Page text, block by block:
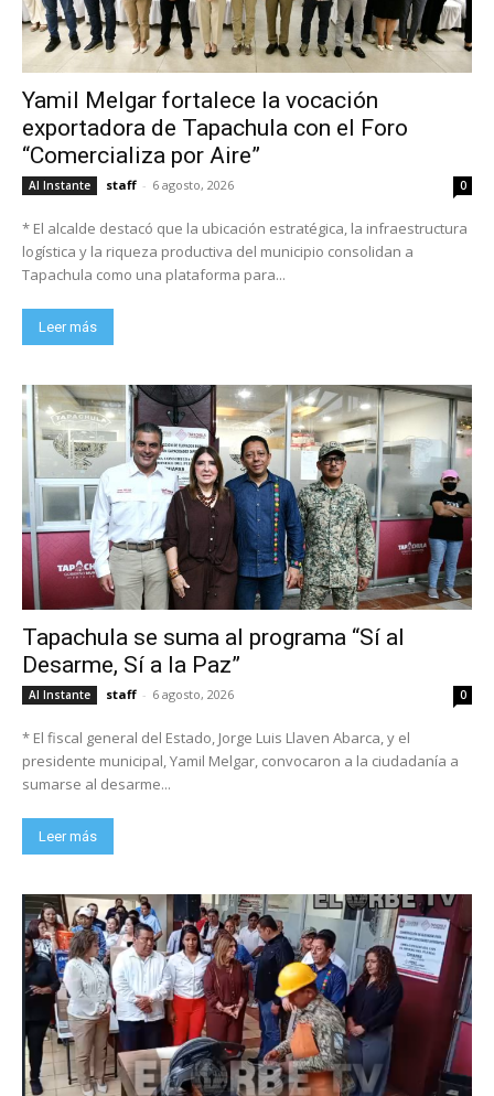
Yamil Melgar fortalece la vocación
exportadora de Tapachula con el Foro
“Comercializa por Aire”
Al Instante staff - 6 agosto, 2026 0
* El alcalde destacó que la ubicación estratégica, la infraestructura
logística y la riqueza productiva del municipio consolidan a
Tapachula como una plataforma para...
Leer más
Tapachula se suma al programa “Sí al
Desarme, Sí a la Paz”
Al Instante staff - 6 agosto, 2026 0
* El fiscal general del Estado, Jorge Luis Llaven Abarca, y el
presidente municipal, Yamil Melgar, convocaron a la ciudadanía a
sumarse al desarme...
Leer más